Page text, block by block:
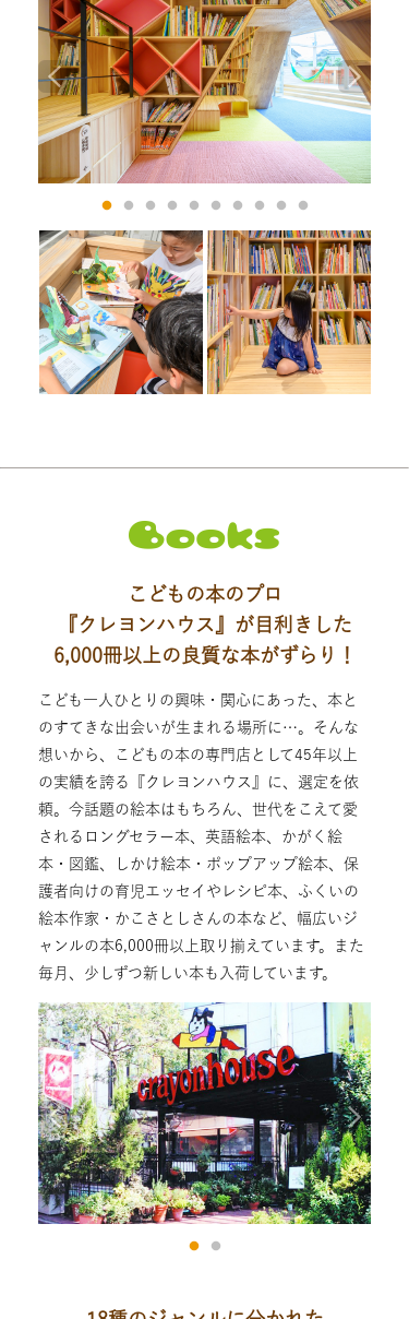
こどもの本のプロ
『クレヨンハウス』が目利きした
6,000冊以上の良質な本がずらり！
こども一人ひとりの興味・関心にあった、本と
のすてきな出会いが生まれる場所に…。そんな
想いから、こどもの本の専門店として45年以上
の実績を誇る『クレヨンハウス』に、選定を依
頼。今話題の絵本はもちろん、世代をこえて愛
されるロングセラー本、英語絵本、かがく絵
本・図鑑、しかけ絵本・ポップアップ絵本、保
護者向けの育児エッセイやレシピ本、ふくいの
絵本作家・かこさとしさんの本など、幅広いジ
ャンルの本6,000冊以上取り揃えています。また
毎月、少しずつ新しい本も入荷しています。